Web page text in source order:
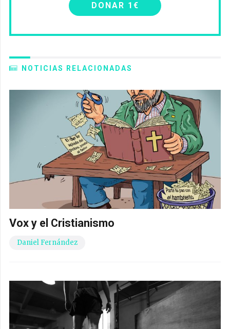
DONAR 1€
NOTICIAS RELACIONADAS
Vox y el Cristianismo
Daniel Fernández